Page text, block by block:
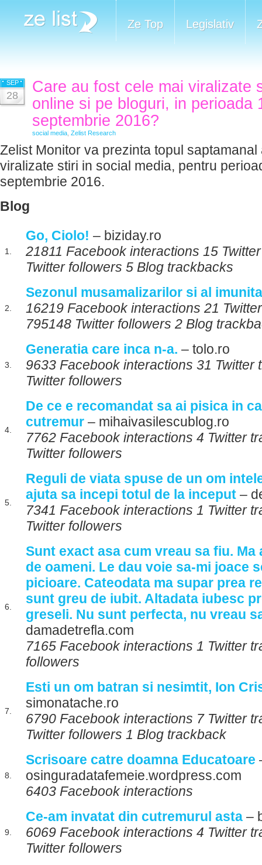
Ze Top Legislativ
SEP
28
Care au fost cele mai viralizate
online si pe bloguri, in perioada
septembrie 2016?
social media Zelist Research
Zelist Monitor va prezinta topul saptamanal
viralizate stiri in social media, pentru
septembrie 2016.
Blog
1.
Go, Ciolo! – biziday.ro
21811 Facebook interactions 15
Twitter followers 5 Blog trackbacks
2.
Sezonul musamalizarilor si al
16219 Facebook interactions 21
795148 Twitter followers 2 Blog
3.
Generatia care inca n-a. – tolo.ro
9633 Facebook interactions 31 Twitter
Twitter followers
4.
De ce e recomandat sa ai pisica in
cutremur – mihaivasilescublog.ro
7762 Facebook interactions 4 Twitter
Twitter followers
5.
Reguli de viata spuse de un om
ajuta sa incepi totul de la inceput –
7341 Facebook interactions 1 Twitter
Twitter followers
6.
Sunt exact asa cum vreau sa fiu. Ma
de oameni. Le dau voie sa-mi joace
picioare. Cateodata ma supar prea
sunt greu de iubit. Altadata iubesc
greseli. Nu sunt perfecta, nu vreau
damadetrefla.com
7165 Facebook interactions 1 Twitter
followers
7.
Esti un om batran si nesimtit, Ion
simonatache.ro
6790 Facebook interactions 7 Twitter
Twitter followers 1 Blog trackback
8.
Scrisoare catre doamna Educatoare
osinguradatafemeie.wordpress.com
6403 Facebook interactions
9.
Ce-am invatat din cutremurul asta –
6069 Facebook interactions 4 Twitter
Twitter followers